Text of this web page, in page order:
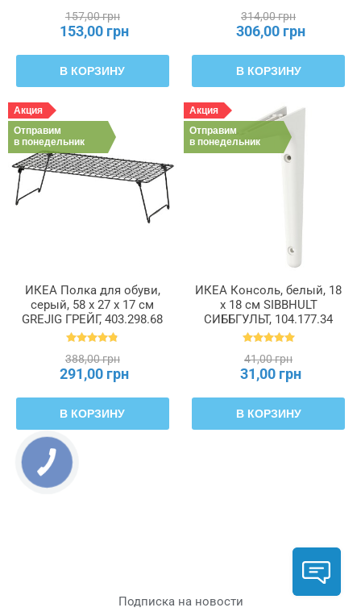
157,00 грн
153,00 грн
В КОРЗИНУ
314,00 грн
306,00 грн
В КОРЗИНУ
Акция
Отправим
в понедельник
ИКЕА Полка для обуви,
серый, 58 x 27 x 17 см
GREJIG ГРЕЙГ, 403.298.68
388,00 грн
291,00 грн
В КОРЗИНУ
Акция
Отправим
в понедельник
ИКЕА Консоль, белый, 18
х 18 см SIBBHULT
СИББГУЛЬТ, 104.177.34
41,00 грн
31,00 грн
В КОРЗИНУ
Подписка на новости